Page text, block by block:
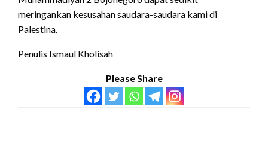
meringankan kesusahan saudara-saudara kami di
Palestina.
Penulis Ismaul Kholisah
Please Share